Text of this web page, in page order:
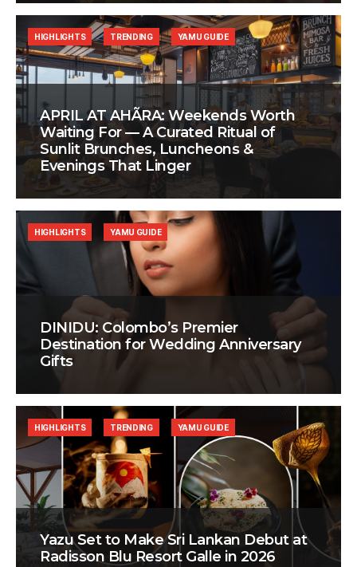
APRIL AT AHÃRA: Weekends Worth
Waiting For — A Curated Ritual of
Sunlit Brunches, Luncheons &
Evenings That Linger
HIGHLIGHTS TRENDING YAMU GUIDE
DINIDU: Colombo’s Premier
Destination for Wedding Anniversary
Gifts
HIGHLIGHTS YAMU GUIDE
Yazu Set to Make Sri Lankan Debut at
Radisson Blu Resort Galle in 2026
HIGHLIGHTS TRENDING YAMU GUIDE